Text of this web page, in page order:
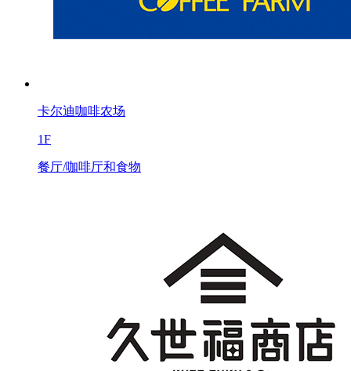
卡尔迪咖啡农场
1F
餐厅/咖啡厅和食物